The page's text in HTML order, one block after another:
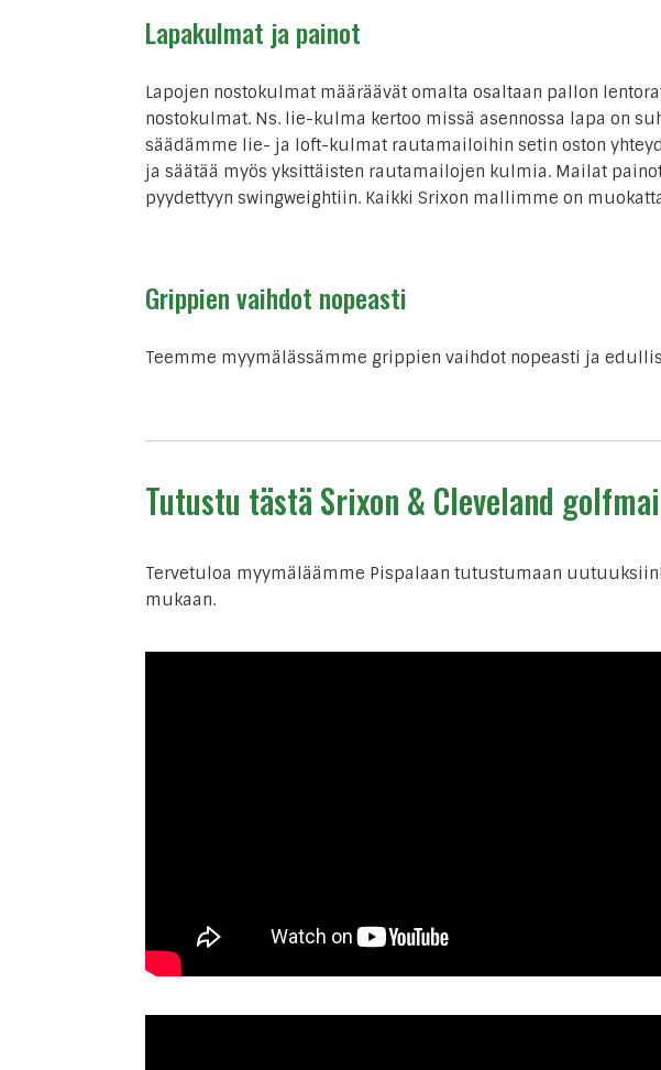
Lapakulmat ja painot
Lapojen nostokulmat määräävät omalta osaltaan pallon
nostokulmat. Ns. lie-kulma kertoo missä asennossa lapa on
säädämme lie- ja loft-kulmat rautamailoihin setin oston
ja säätää myös yksittäisten rautamailojen kulmia. Mailat
pyydettyyn swingweightiin. Kaikki Srixon mallimme on
Grippien vaihdot nopeasti
Teemme myymälässämme grippien vaihdot nopeasti ja
Tutustu tästä Srixon & Cleveland
Tervetuloa myymäläämme Pispalaan tutustumaan
mukaan.